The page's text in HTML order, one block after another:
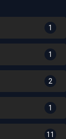
1
1
2
1
11